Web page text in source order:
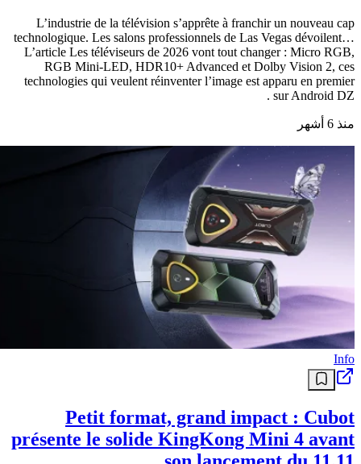
L’industrie de la télévision s’apprête à franchir un nouveau cap
technologique. Les salons professionnels de Las Vegas dévoilent…
L’article Les téléviseurs de 2026 vont tout changer : Micro RGB,
RGB Mini‑LED, HDR10+ Advanced et Dolby Vision 2, ces
technologies qui veulent réinventer l’image est apparu en premier
sur Android DZ .
منذ 6 أشهر
Info
Petit format, grand impact : Cubot
présente le solide KingKong Mini 4 avant